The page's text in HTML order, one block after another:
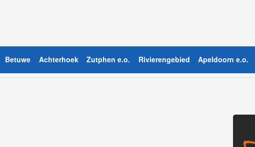
Betuwe Achterhoek Zutphen e.o. Rivierengebied Apeldoorn e.o.